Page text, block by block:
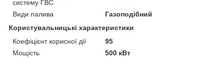
систему ГВС
Види палива
Газоподібний
Користувальницькі характеристики
Коефіцієнт корисної дії
95
Мощість
500 кВт